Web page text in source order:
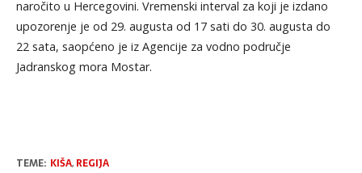
naročito u Hercegovini. Vremenski interval za koji je izdano
upozorenje je od 29. augusta od 17 sati do 30. augusta do
22 sata, saopćeno je iz Agencije za vodno područje
Jadranskog mora Mostar.
TEME: KIŠA, REGIJA